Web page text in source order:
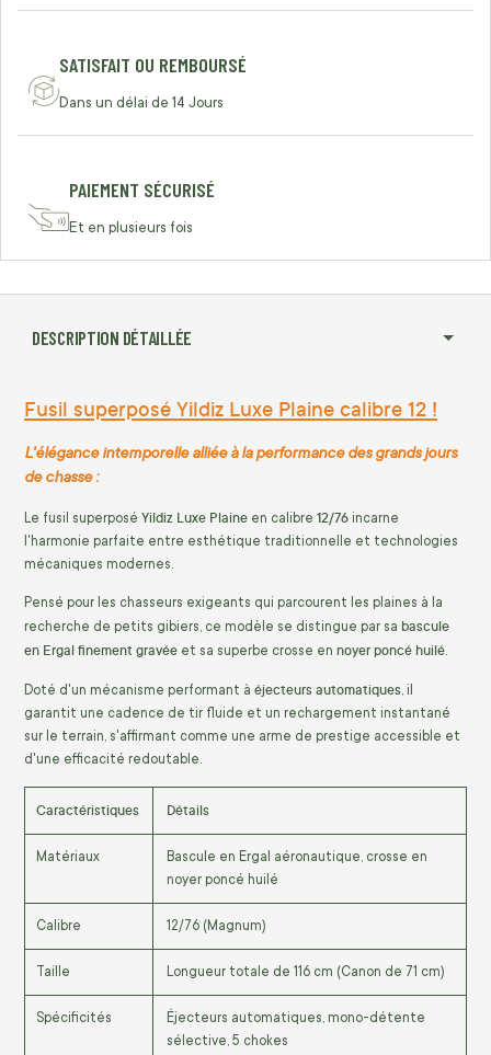
SATISFAIT OU REMBOURSÉ
Dans un délai de 14 Jours
PAIEMENT SÉCURISÉ
Et en plusieurs fois
DESCRIPTION DÉTAILLÉE
Fusil superposé Yildiz Luxe Plaine calibre 12 !
L'élégance intemporelle alliée à la performance des grands jours
de chasse :
Le fusil superposé Yildiz Luxe Plaine en calibre 12/76 incarne
l'harmonie parfaite entre esthétique traditionnelle et technologies
mécaniques modernes.
Pensé pour les chasseurs exigeants qui parcourent les plaines à la
recherche de petits gibiers, ce modèle se distingue par sa bascule
en Ergal finement gravée et sa superbe crosse en noyer poncé huilé.
Doté d'un mécanisme performant à éjecteurs automatiques, il
garantit une cadence de tir fluide et un rechargement instantané
sur le terrain, s'affirmant comme une arme de prestige accessible et
d'une efficacité redoutable.
Caractéristiques Détails
Matériaux
Bascule en Ergal aéronautique, crosse en
noyer poncé huilé
Calibre 12/76 (Magnum)
Taille Longueur totale de 116 cm (Canon de 71 cm)
Spécificités
Éjecteurs automatiques, mono-détente
sélective, 5 chokes